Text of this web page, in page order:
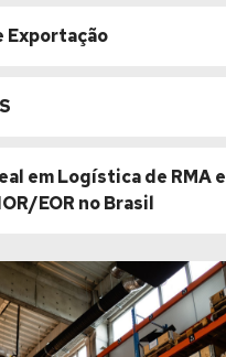
Exportação
em Logística de RMA e
EOR no Brasil